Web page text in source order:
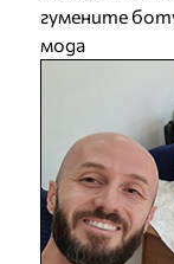
гумените
мода